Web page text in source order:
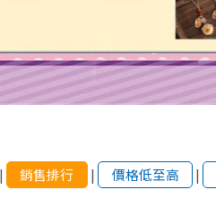
| 銷售排行 | 價格低至高 |